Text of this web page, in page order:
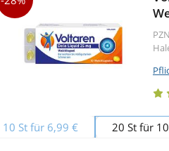
10 St für 6,99 € 20 St für